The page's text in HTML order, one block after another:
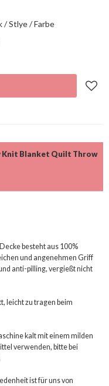
/ Stlye / Farbe
Knit Blanket Quilt Throw
besteht aus 100%
und angenehmen Griff
anti-pilling, vergießt nicht
leicht zu tragen beim
kalt mit einem milden
verwenden, bitte bei
ist für uns von